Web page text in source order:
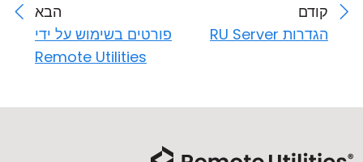
קודם
הגדרות RU Server
הבא
פורטים בשימוש על ידי
Remote Utilities